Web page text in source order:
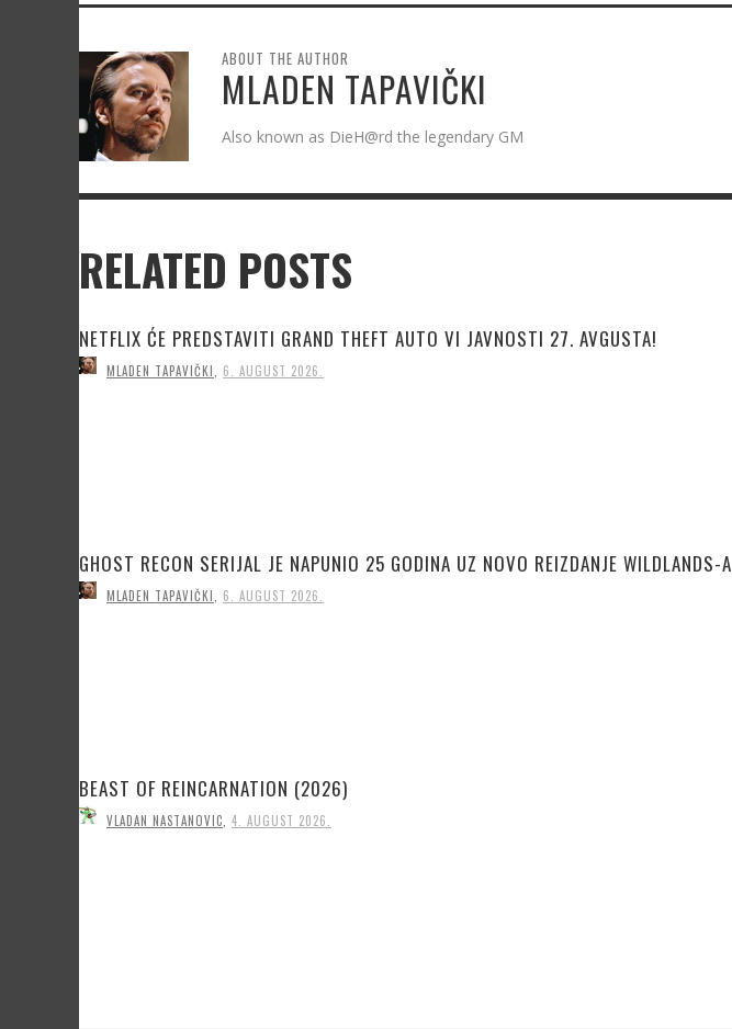
ABOUT THE AUTHOR
MLADEN TAPAVIČKI
Also known as DieH@rd the legendary GM
RELATED POSTS
NETFLIX ĆE PREDSTAVITI GRAND THEFT AUTO VI JAVNOSTI 27. AVGUSTA!
MLADEN TAPAVIČKI, 6. AUGUST 2026.
GHOST RECON SERIJAL JE NAPUNIO 25 GODINA UZ NOVO REIZDANJE WILDLANDS-A
MLADEN TAPAVIČKI, 6. AUGUST 2026.
BEAST OF REINCARNATION (2026)
VLADAN NASTANOVIC, 4. AUGUST 2026.